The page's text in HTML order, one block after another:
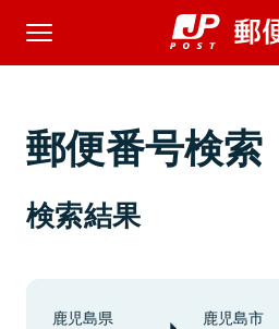
郵便番号検索
検索結果
鹿児島県 鹿児島市